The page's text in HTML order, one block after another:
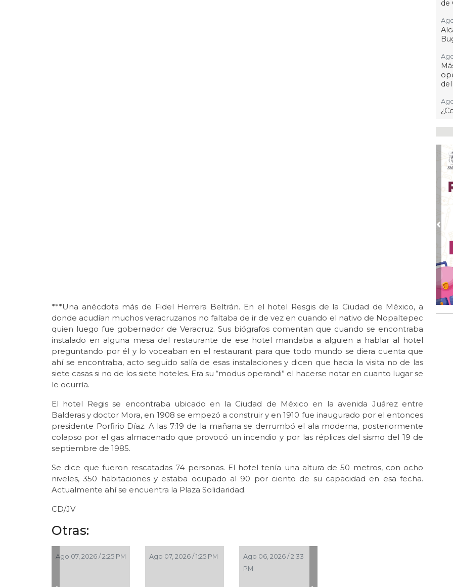
***Una anécdota más de Fidel Herrera Beltrán. En el hotel Resgis de la Ciudad de México, a
donde acudían muchos veracruzanos no faltaba de ir de vez en cuando el nativo de Nopaltepec
quien luego fue gobernador de Veracruz. Sus biógrafos comentan que cuando se encontraba
instalado en alguna mesa del restaurante de ese hotel mandaba a alguien a hablar al hotel
preguntando por él y lo voceaban en el restaurant para que todo mundo se diera cuenta que
ahí se encontraba, acto seguido salía de esas instalaciones y dicen que hacia la visita no de las
siete casas si no de los siete hoteles. Era su “modus operandi” el hacerse notar en cuanto lugar se
le ocurría.
El hotel Regis se encontraba ubicado en la Ciudad de México en la avenida Juárez entre
Balderas y doctor Mora, en 1908 se empezó a construir y en 1910 fue inaugurado por el entonces
presidente Porfirio Díaz. A las 7:19 de la mañana se derrumbó el ala moderna, posteriormente
colapso por el gas almacenado que provocó un incendio y por las réplicas del sismo del 19 de
septiembre de 1985.
Se dice que fueron rescatadas 74 personas. El hotel tenía una altura de 50 metros, con ocho
niveles, 350 habitaciones y estaba ocupado al 90 por ciento de su capacidad en esa fecha.
Actualmente ahí se encuentra la Plaza Solidaridad.
CD/JV
Otras:
Ago 07, 2026 / 2:25 PM Ago 07, 2026 / 1:25 PM
Ago 06, 2026 / 2:33
PM
de
a